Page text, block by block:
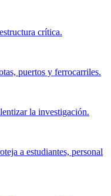
crítica.
puertos y ferrocarriles.
la investigación.
a estudiantes, personal